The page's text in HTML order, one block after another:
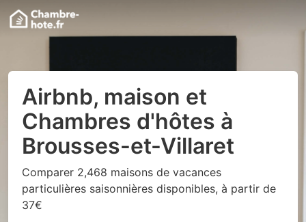
Airbnb, maison et
Chambres d'hôtes à
Brousses-et-Villaret
Comparer 2,468 maisons de vacances
particulières saisonnières disponibles, à partir de
37€